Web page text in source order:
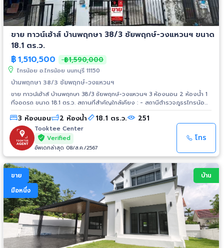
ขาย ทาวน์เฮ้าส์ บ้านพฤกษา 38/3 ชัยพฤกษ์-วงแหวนฯ ขนาด
18.1 ตร.ว.
฿1,510,500 ฿1,590,000
ไทรน้อย อ.ไทรน้อย นนทบุรี 11150
บ้านพฤกษา 38/3 ชัยพฤกษ์-วงแหวนฯ
ขาย ทาวน์เฮ้าส์ บ้านพฤกษา 38/3 ชัยพฤกษ์-วงแหวนฯ 3 ห้องนอน 2 ห้องน้ำ 1
ที่จอดรถ ขนาด 18.1 ตร.ว. สถานที่สำคัญใกล้เคียง : - สถานีตำรวจภูธรไทรน้อย
- โรงพยาบาลไทรน้อย - ที่ทำการไปรษณีย์ไทรน้อย - ที่ว่าการอำเภอไทรน้อย -
ตลาดน้ำไทรน้อย - รถไฟฟ้าสายสีม่วง สถานีคลองบางไผ่ - The Crystal PTT
- เซ็นทรัล เวสต์เกต
3 ห้องนอน 2 ห้องน้ำ 18.1 ตร.ว. 251
Tooktee Center
Verified
อัพเดทล่าสุด 08/ส.ค./2567
โทร
ขาย
มือหนึ่ง
บ้าน